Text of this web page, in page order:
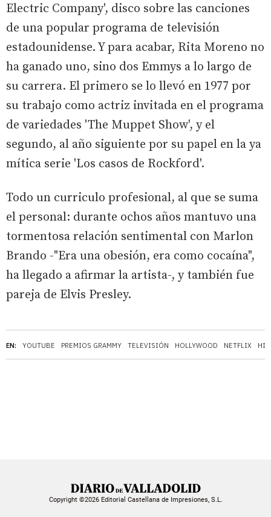
EN: YOUTUBE PREMIOS GRAMMY TELEVISIÓN HOLLYWOOD NETFLIX
Electric Company', disco sobre las canciones
de una popular programa de televisión
estadounidense. Y para acabar, Rita Moreno no
ha ganado uno, sino dos Emmys a lo largo de
su carrera. El primero se lo llevó en 1977 por
su trabajo como actriz invitada en el programa
de variedades 'The Muppet Show', y el
segundo, al año siguiente por su papel en la ya
mítica serie 'Los casos de Rockford'.
Todo un curriculo profesional, al que se suma
el personal: durante ochos años mantuvo una
tormentosa relación sentimental con Marlon
Brando -"Era una obesión, era como cocaína",
ha llegado a afirmar la artista-, y también fue
pareja de Elvis Presley.
Copyright ©2026 Editorial Castellana de Impresiones, S.L.